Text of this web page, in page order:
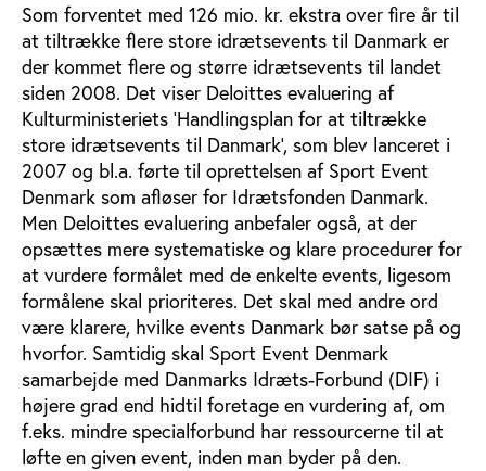
Som forventet med 126 mio. kr. ekstra over fire år til
at tiltrække flere store idrætsevents til Danmark er
der kommet flere og større idrætsevents til landet
siden 2008. Det viser Deloittes evaluering af
Kulturministeriets ’Handlingsplan for at tiltrække
store idrætsevents til Danmark’, som blev lanceret i
2007 og bl.a. førte til oprettelsen af Sport Event
Denmark som afløser for Idrætsfonden Danmark.
Men Deloittes evaluering anbefaler også, at der
opsættes mere systematiske og klare procedurer for
at vurdere formålet med de enkelte events, ligesom
formålene skal prioriteres. Det skal med andre ord
være klarere, hvilke events Danmark bør satse på og
hvorfor. Samtidig skal Sport Event Denmark
samarbejde med Danmarks Idræts-Forbund (DIF) i
højere grad end hidtil foretage en vurdering af, om
f.eks. mindre specialforbund har ressourcerne til at
løfte en given event, inden man byder på den.